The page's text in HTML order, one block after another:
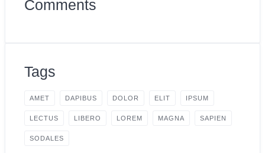
Comments
Tags
AMET DAPIBUS DOLOR ELIT IPSUM
LECTUS LIBERO LOREM MAGNA SAPIEN
SODALES